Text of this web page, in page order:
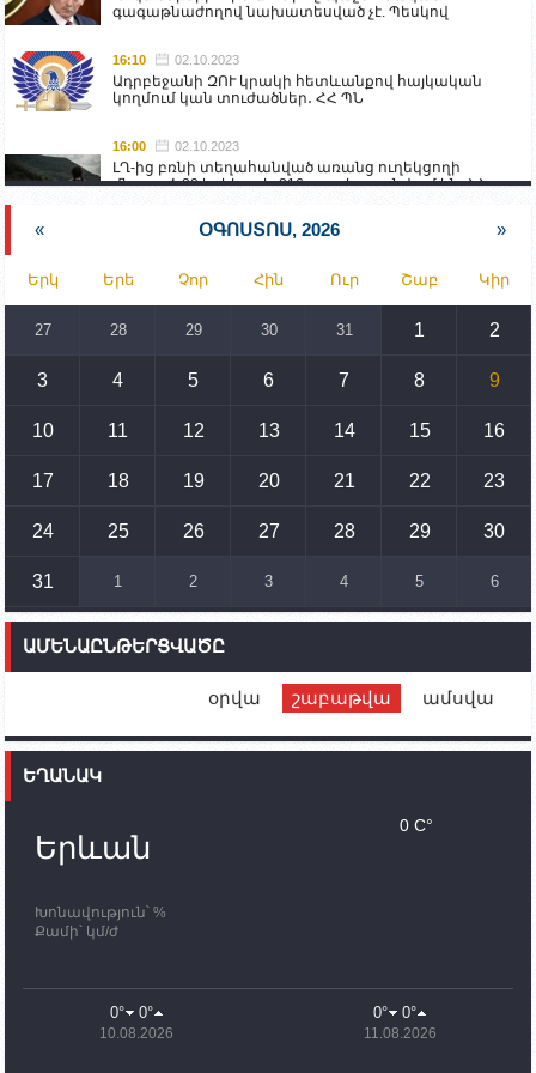
գագաթնաժողով նախատեսված չէ. Պեսկով
16:10 02.10.2023
Ադրբեջանի ԶՈՒ կրակի հետևանքով հայկական
կողմում կան տուժածներ․ ՀՀ ՊՆ
16:00 02.10.2023
ԼՂ-ից բռնի տեղահանված առանց ուղեկցողի
մնացած 20 երեխա և 216 տարեց գտնվում են ՀՀ
Իրանը կողմ է տարածաշրջանի համար շահավետ
տրանսպորտային հաղորդակցությունների
զարգացմանը, սակայն ոչ՝ միջազգային
սահմանների փոփոխությանը
15:10 02.10.2023
սպառնալիքները կասեցնելու համար. իսպանացի
պատգամավորը Գորիսում է
14:54 02.10.2023
տեղակայված հայկական դիրքերի անձնակազմի
համար սնունդ տեղափոխող մեքենայի
ունեն. կիպրոսցի խորհրդարանականը՝ Ալեն
Ֆրանսիայի ԱԳ նախարարը կայցելի Հայաստան
պատասխանատուներ կմնան ԼՂ-ում՝ մինչև
որոնողափրկարարական աշխատանքների
11:03
ՄԱԿ-ի առաքելությունը շատ, շատ, շատ օգտակար
Ադրբեջանի փոխվարչապետն այսօր կմեկնի
Ստեփանակերտ
« ՕԳՈՍՏՈՍ, 2026 »
Երկ Երե Չոր Հին Ուր Շաբ Կիր
27 28 29 30 31 1 2
3 4 5 6 7 8 9
10 11 12 13 14 15 16
17 18 19 20 21 22 23
24 25 26 27 28 29 30
31 1 2 3 4 5 6
ԱՄԵՆԱԸՆԹԵՐՑՎԱԾԸ
օրվա շաբաթվա ամսվա
ԵՂԱՆԱԿ
Երևան
Խոնավություն՝ %
Քամի՝ կմ/ժ
0 C°
0° 0°
10.08.2026
0° 0°
11.08.2026